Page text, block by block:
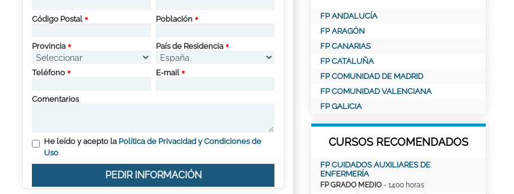
Código Postal Población
Provincia País de Residencia
Teléfono E-mail
Comentarios
He leído y acepto la Política de Privacidad y Condiciones de
Uso
PEDIR INFORMACIÓN
FP ANDALUCÍA
FP ARAGÓN
FP CANARIAS
FP CATALUÑA
FP COMUNIDAD DE MADRID
FP COMUNIDAD VALENCIANA
FP GALICIA
CURSOS RECOMENDADOS
FP CUIDADOS AUXILIARES DE
ENFERMERÍA
FP GRADO MEDIO - 1400 horas